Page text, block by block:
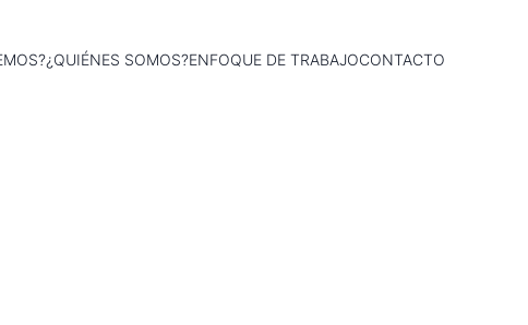
¿QUIÉNES SOMOS?ENFOQUE DE TRABAJOCONTACTO